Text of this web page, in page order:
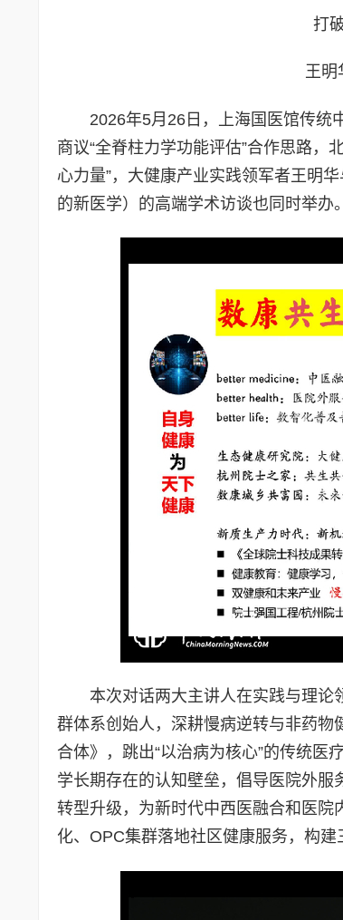
打
王明
2026年5月26日，上海国医馆传统
商议“全脊柱力学功能评估”合作思路，
心力量”，大健康产业实践领军者王明
的新医学）的高端学术访谈也同时举办。
本次对话两大主讲人在实践与理论
群体系创始人，深耕慢病逆转与非药物
合体》，跳出“以治病为核心”的传统医
学长期存在的认知壁垒，倡导医院外服
转型升级，为新时代中西医融合和医
化、OPC集群落地社区健康服务，构建